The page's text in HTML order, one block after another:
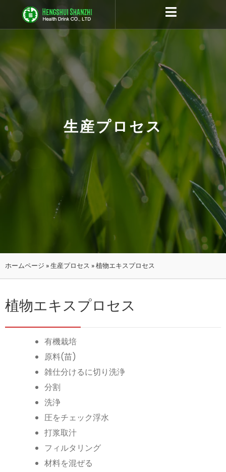
容
生産プロセス
ホームページ » 生産プロセス » 植物エキスプロセス
植物エキスプロセス
有機栽培
原料(苗)
雑仕分けるに切り洗浄
分割
洗浄
圧をチェック浮水
打浆取汁
フィルタリング
材料を混ぜる